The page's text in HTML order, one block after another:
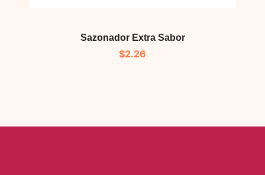
Sazonador Extra Sabor
$2.26